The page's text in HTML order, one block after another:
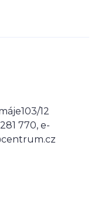
12
770, e-